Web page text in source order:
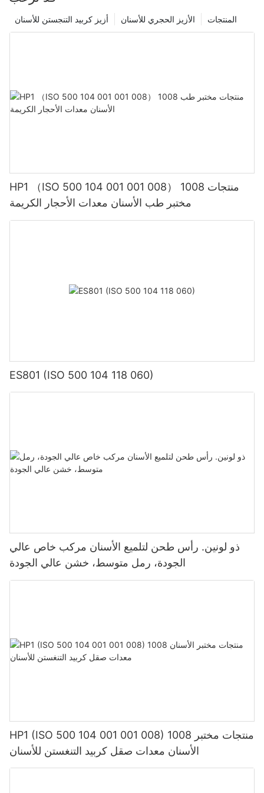
المنتجات الأزيز الحجري للأسنان أزيز كربيد التنجستن للأسنان
HP1 （ISO 500 104 001 001 008） 1008 منتجات
مختبر طب الأسنان معدات الأحجار الكريمة
ES801 (ISO 500 104 118 060)
ذو لونين. رأس طحن لتلميع الأسنان مركب خاص عالي
الجودة، رمل متوسط، خشن عالي الجودة
HP1 (ISO 500 104 001 001 008) 1008 منتجات مختبر
الأسنان معدات صقل كربيد التنغستن للأسنان